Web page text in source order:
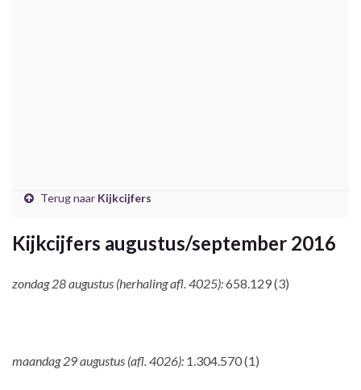
Terug naar Kijkcijfers
Kijkcijfers augustus/september 2016
zondag 28 augustus (herhaling afl. 4025):658.129 (3)
maandag 29 augustus (afl. 4026): 1.304.570 (1)